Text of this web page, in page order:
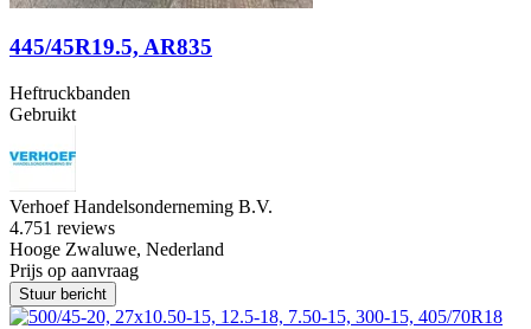
445/45R19.5, AR835
Heftruckbanden
Gebruikt
Verhoef Handelsonderneming B.V.
4.751 reviews
Hooge Zwaluwe, Nederland
Prijs op aanvraag
Stuur bericht